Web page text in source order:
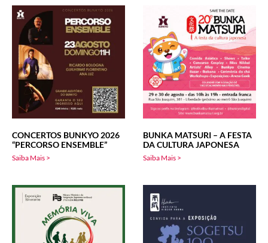
CONCERTOS BUNKYO 2026
“PERCORSO ENSEMBLE”
Saiba Mais >
BUNKA MATSURI – A FESTA
DA CULTURA JAPONESA
Saiba Mais >